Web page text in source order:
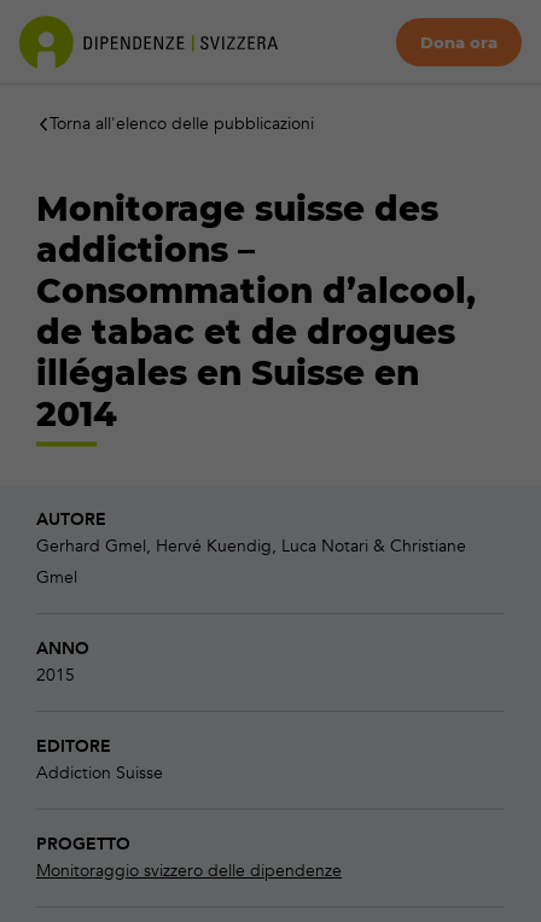
Dona ora
Torna all'elenco delle pubblicazioni
Monitorage suisse des
addictions –
Consommation d’alcool,
de tabac et de drogues
illégales en Suisse en
2014
AUTORE
Gerhard Gmel, Hervé Kuendig, Luca Notari & Christiane
Gmel
ANNO
2015
EDITORE
Addiction Suisse
PROGETTO
Monitoraggio svizzero delle dipendenze